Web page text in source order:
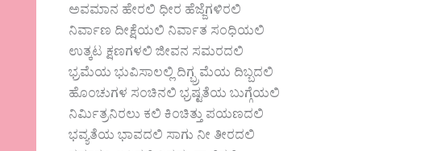
ಅವಮಾನ ಹೇರಲಿ ಧೀರ ಹೆಜ್ಜೆಗಳಿರಲಿ
ನಿರ್ವಾಣ ದೀಕ್ಷೆಯಲಿ ನಿರ್ವಾತ ಸಂಧಿಯಲಿ
ಉತ್ಕಟ ಕ್ಷಣಗಳಲಿ ಜೀವನ ಸಮರದಲಿ
ಭ್ರಮೆಯ ಭುವಿಸಾಲಲ್ಲಿ ದಿಗ್ಭ್ರಮೆಯ ದಿಬ್ಬದಲಿ
ಹೊಂಚುಗಳ ಸಂಚಿನಲಿ ಭ್ರಷ್ಟತೆಯ ಬುಗ್ಗೆಯಲಿ
ನಿರ್ಮಿತ್ರನಿರಲು ಕಲಿ ಕಿಂಚಿತ್ತು ಪಯಣದಲಿ
ಭವ್ಯತೆಯ ಭಾವದಲಿ ಸಾಗು ನೀ ತೀರದಲಿ